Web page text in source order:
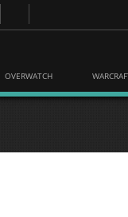
OVERWATCH